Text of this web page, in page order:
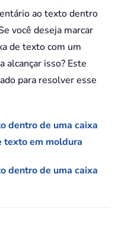
ao texto dentro
você deseja marcar
de texto com um
alcançar isso? Este
para resolver esse
dentro de uma caixa
texto em moldura
dentro de uma caixa